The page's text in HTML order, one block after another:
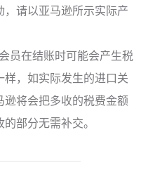
，请以亚马逊所示实际产
员在结账时可能会产生税
样，如实际发生的进口关
将会把多收的税费金额
部分无需补交。